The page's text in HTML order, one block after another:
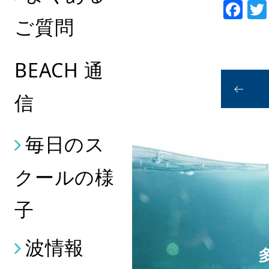
ご質問
BEACH 通
信
毎日のス
クールの様
子
波情報